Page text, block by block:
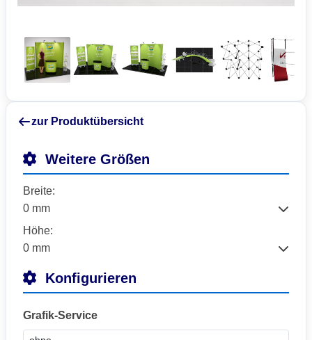
zur Produktübersicht
Weitere Größen
Breite:
Höhe:
Konfigurieren
Grafik-Service